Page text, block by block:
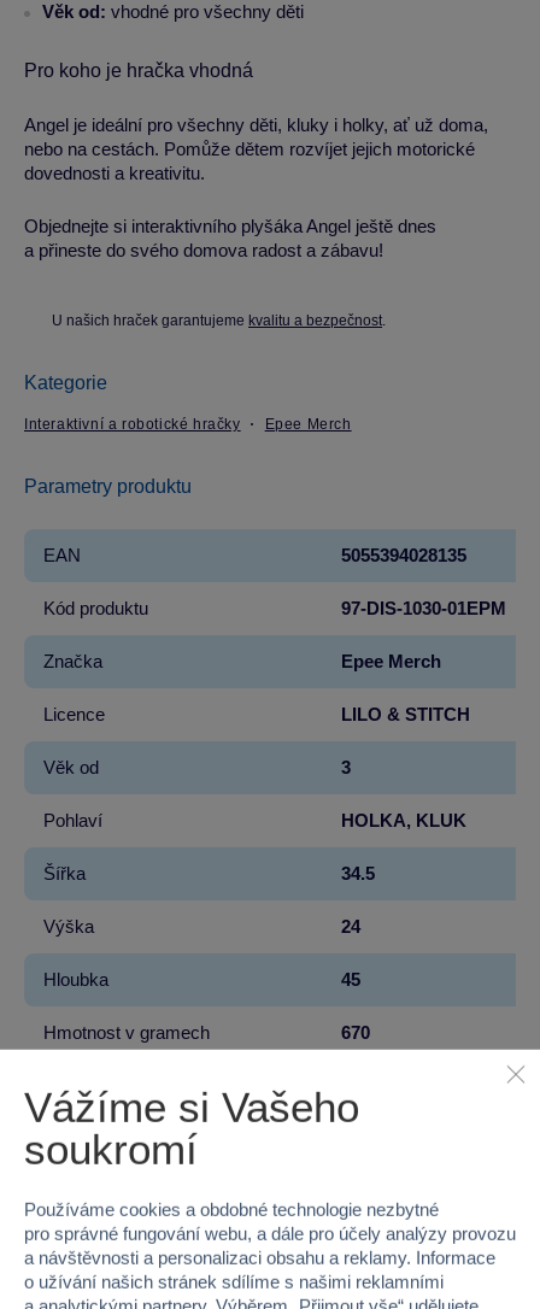
Věk od: vhodné pro všechny děti
Pro koho je hračka vhodná
Angel je ideální pro všechny děti, kluky i holky, ať už doma,
nebo na cestách. Pomůže dětem rozvíjet jejich motorické
dovednosti a kreativitu.
Objednejte si interaktivního plyšáka Angel ještě dnes
a přineste do svého domova radost a zábavu!
U našich hraček garantujeme kvalitu a bezpečnost.
Kategorie
Interaktivní a robotické hračky Epee Merch
Parametry produktu
EAN 5055394028135
Kód produktu 97-DIS-1030-01EPM
Značka Epee Merch
Licence LILO & STITCH
Věk od 3
Pohlaví HOLKA, KLUK
Šířka 34.5
Výška 24
Hloubka 45
Hmotnost v gramech 670
Baterie produktu - vyžaduje
Baterie produktu - součást balení
Baterie produktu - typ AAA (LR03)
Vážíme si Vašeho
soukromí
Používáme cookies a obdobné technologie nezbytné
pro správné fungování webu, a dále pro účely analýzy provozu
a návštěvnosti a personalizaci obsahu a reklamy. Informace
o užívání našich stránek sdílíme s našimi reklamními